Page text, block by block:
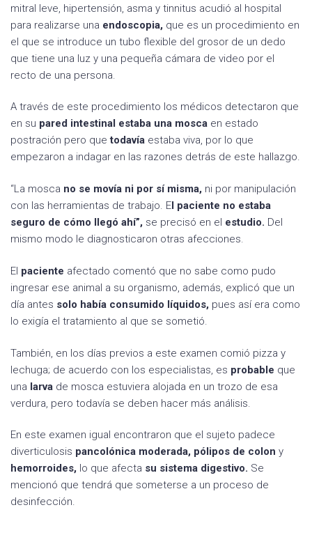
mitral leve, hipertensión, asma y tinnitus acudió al hospital
para realizarse una endoscopia, que es un procedimiento en
el que se introduce un tubo flexible del grosor de un dedo
que tiene una luz y una pequeña cámara de video por el
recto de una persona.
A través de este procedimiento los médicos detectaron que
en su pared intestinal estaba una mosca en estado
postración pero quetodavía estaba viva, por lo que
empezaron a indagar en las razones detrás de este hallazgo.
“La mosca no se movía ni por sí misma, ni por manipulación
con las herramientas de trabajo. El paciente no estaba
seguro de cómo llegó ahí”, se precisó en el estudio. Del
mismo modo le diagnosticaron otras afecciones.
El paciente afectado comentó que no sabe como pudo
ingresar ese animal a su organismo, además, explicó que un
día antes solo había consumido líquidos, pues así era como
lo exigía el tratamiento al que se sometió.
También, en los días previos a este examen comió pizza y
lechuga; de acuerdo con los especialistas, es probable que
una larva de mosca estuviera alojada en un trozo de esa
verdura, pero todavía se deben hacer más análisis.
En este examen igual encontraron que el sujeto padece
diverticulosis pancolónica moderada, pólipos de colon y
hemorroides, lo que afecta su sistema digestivo. Se
mencionó que tendrá que someterse a un proceso de
desinfección.